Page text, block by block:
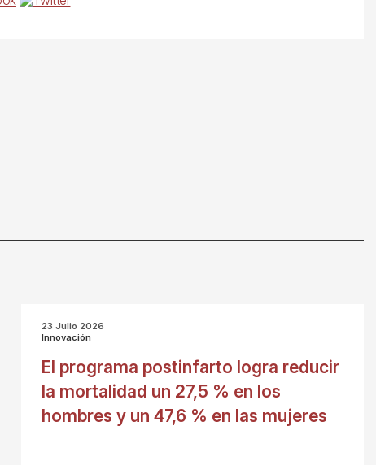
23 Julio 2026
Innovación
El programa postinfarto logra reducir
la mortalidad un 27,5 % en los
hombres y un 47,6 % en las mujeres